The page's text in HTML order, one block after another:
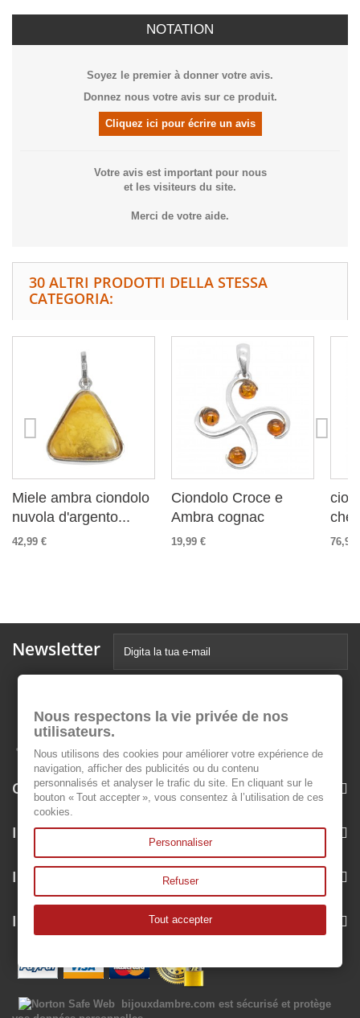
NOTATION
Soyez le premier à donner votre avis.
Donnez nous votre avis sur ce produit.
Cliquez ici pour écrire un avis
Votre avis est important pour nous
et les visiteurs du site.
Merci de votre aide.
30 ALTRI PRODOTTI DELLA STESSA
CATEGORIA:
Miele ambra ciondolo
nuvola d'argento...
42,99 €
Ciondolo Croce e
Ambra cognac
19,99 €
che
76,99
Newsletter
Categorie
Informazioni
Il mio account
Informazioni negozio
bijouxdambre.com est sécurisé et protège
Nous respectons la vie privée de nos
utilisateurs.
Nous utilisons des cookies pour améliorer votre expérience de
navigation, afficher des publicités ou du contenu
personnalisés et analyser le trafic du site. En cliquant sur le
bouton « Tout accepter », vous consentez à l’utilisation de ces
cookies.
Personnaliser
Refuser
Tout accepter